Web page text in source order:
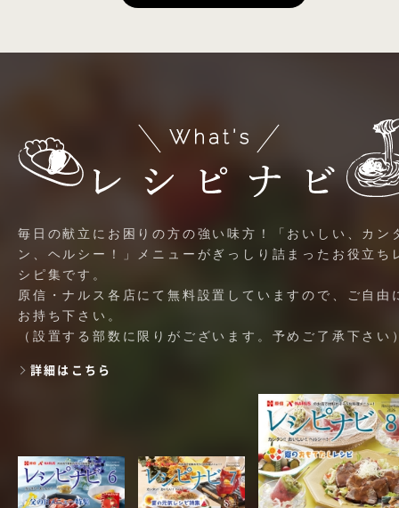
毎日の献立にお困りの方の強い味方！「おいしい、カン
ン、ヘルシー！」メニューがぎっしり詰まったお役立ち
シピ集です。
原信・ナルス各店にて無料設置していますので、ご自由
お持ち下さい。
（設置する部数に限りがございます。予めご了承下さい
詳細はこちら